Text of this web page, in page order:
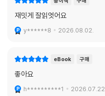
재밋게 잘읽엇어요
y******8 2026.08.02.
eBook 구매
좋아요
h**********1 2026.07.22.